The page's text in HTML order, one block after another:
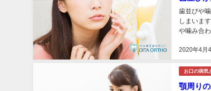
2020年4月4
歯並びや
しまいま
や噛み合
お口の病気
顎周り